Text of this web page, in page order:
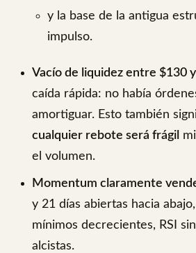
y la base de la antigua
impulso.
Vacío de liquidez entre $130
caída rápida: no había
amortiguar. Esto también
cualquier rebote será frágil
el volumen.
Momentum claramente
y 21 días abiertas hacia
mínimos decrecientes, RSI
alcistas.